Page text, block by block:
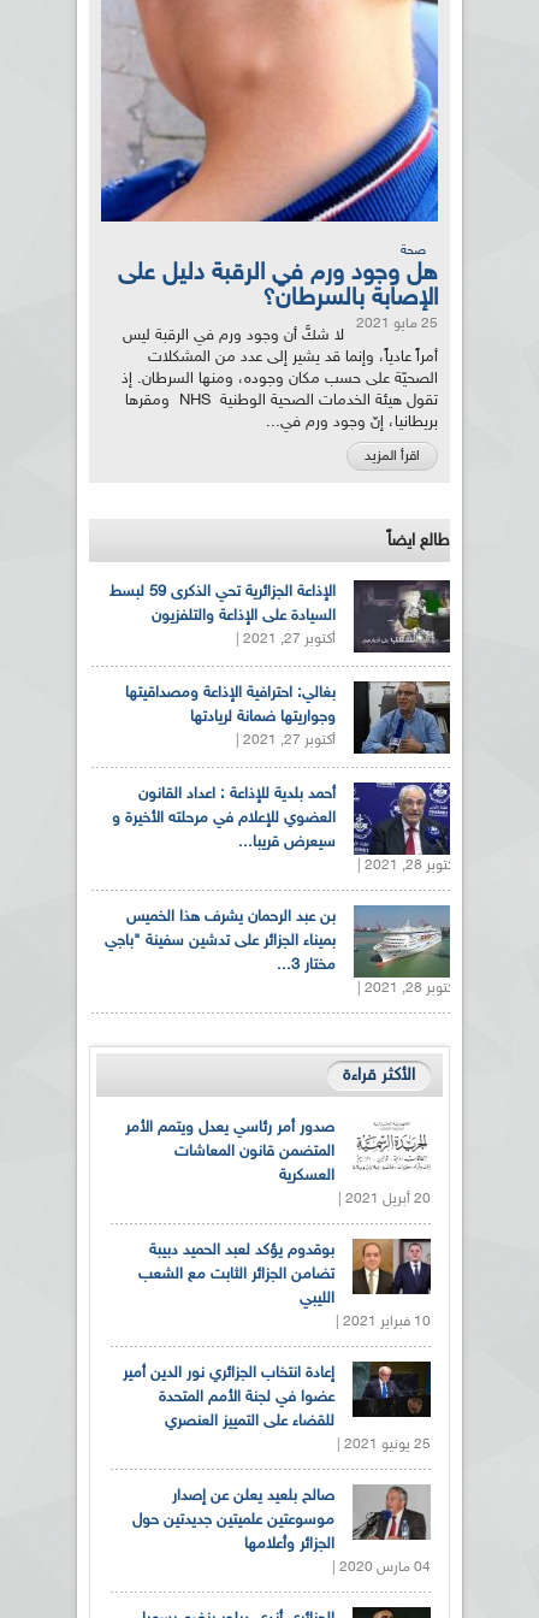
صحة
هل وجود ورم في الرقبة دليل على
الإصابة بالسرطان؟
25 مايو 2021
لا شكَّ أن وجود ورم في الرقبة ليس
أمراً عادياً، وإنما قد يشير إلى عدد من المشكلات
الصحيّة على حسب مكان وجوده، ومنها السرطان. إذ
تقول هيئة الخدمات الصحية الوطنية NHS ومقرها
بريطانيا، إنّ وجود ورم في...
اقرأ المزيد
طالع ايضاً
الإذاعة الجزائرية تحي الذكرى 59 لبسط
السيادة على الإذاعة والتلفزيون
أكتوبر 27, 2021 |
بغالي: احترافية الإذاعة ومصداقيتها
وجواريتها ضمانة لريادتها
أكتوبر 27, 2021 |
أحمد بلدية للإذاعة : اعداد القانون
العضوي للإعلام في مرحلته الأخيرة و
سيعرض قريبا...
أكتوبر 28, 2021 |
بن عبد الرحمان يشرف هذا الخميس
بميناء الجزائر على تدشين سفينة "باجي
مختار 3...
أكتوبر 28, 2021 |
الأكثر قراءة
صدور أمر رئاسي يعدل ويتمم الأمر
المتضمن قانون المعاشات
العسكرية
20 أبريل 2021 |
بوقدوم يؤكد لعبد الحميد دبيبة
تضامن الجزائر الثابت مع الشعب
الليبي
10 فبراير 2021 |
إعادة انتخاب الجزائري نور الدين أمير
عضوا في لجنة الأمم المتحدة
للقضاء على التمييز العنصري
25 يونيو 2021 |
صالح بلعيد يعلن عن إصدار
موسوعتين علميتين جديدتين حول
الجزائر وأعلامها
04 مارس 2020 |